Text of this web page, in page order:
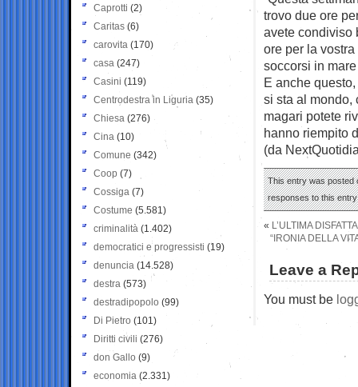
trovo due ore
avete condiviso
ore per la
soccorsi in
E anche
si sta al mondo,
magari potete
hanno riempito
(da
This entry was posted
responses to this
« L’ULTIMA
“IRONIA DELLA
Leave a
You must be
Caprotti (2)
Caritas (6)
carovita (170)
casa (247)
Casini (119)
Centrodestra in Liguria (35)
Chiesa (276)
Cina (10)
Comune (342)
Coop (7)
Cossiga (7)
Costume (5.581)
criminalità (1.402)
democratici e progressisti (19)
denuncia (14.528)
destra (573)
destradipopolo (99)
Di Pietro (101)
Diritti civili (276)
don Gallo (9)
economia (2.331)